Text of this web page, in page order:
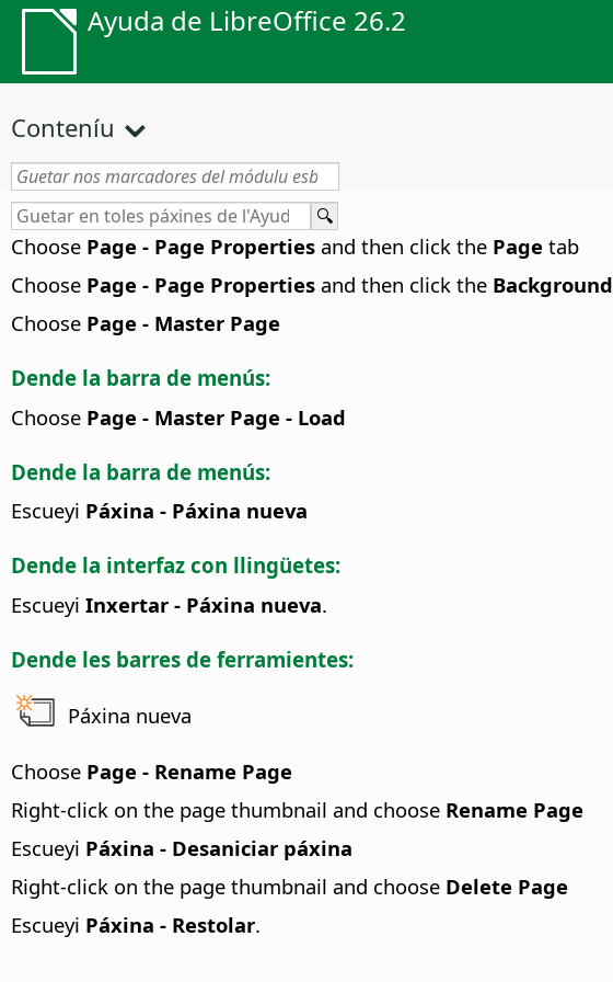
Ayuda de LibreOffice 26.2
Conteníu
Choose Page - Page Properties and then click the Page tab
Choose Page - Page Properties and then click the Background
Choose Page - Master Page
Dende la barra de menús:
Choose Page - Master Page - Load
Dende la barra de menús:
Escueyi Páxina - Páxina nueva
Dende la interfaz con llingüetes:
Escueyi Inxertar - Páxina nueva.
Dende les barres de ferramientes:
Páxina nueva
Choose Page - Rename Page
Right-click on the page thumbnail and choose Rename Page
Escueyi Páxina - Desaniciar páxina
Right-click on the page thumbnail and choose Delete Page
Escueyi Páxina - Restolar.